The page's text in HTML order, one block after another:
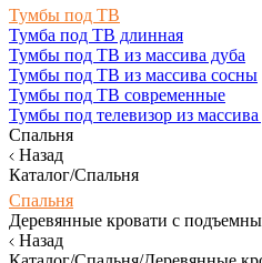
Тумбы под ТВ
Тумба под ТВ длинная
Тумбы под ТВ из массива дуба
Тумбы под ТВ из массива сосны
Тумбы под ТВ современные
Тумбы под телевизор из массива
Спальня
Назад
Каталог/Спальня
Спальня
Деревянные кровати с
Назад